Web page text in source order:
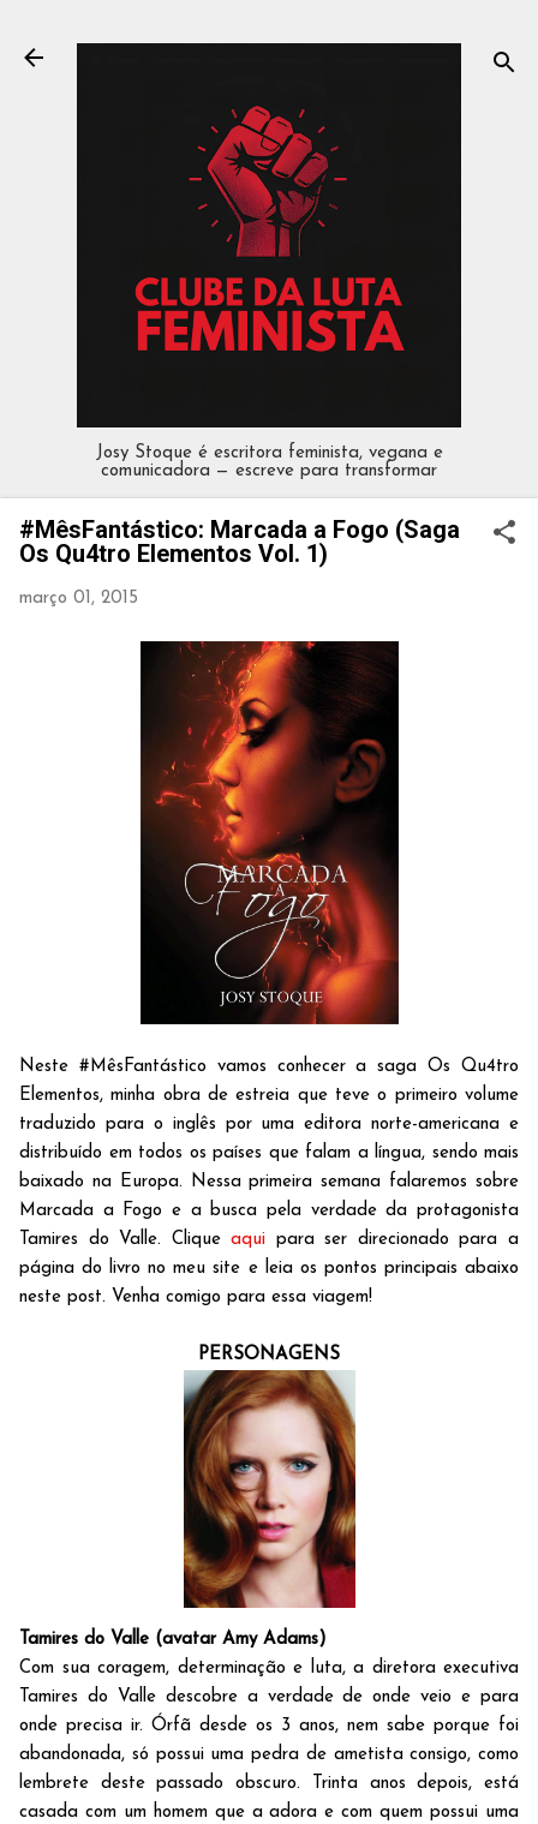
Josy Stoque é escritora feminista, vegana e
comunicadora — escreve para transformar
#MêsFantástico: Marcada a Fogo (Saga
Os Qu4tro Elementos Vol. 1)
março 01, 2015
Neste #MêsFantástico vamos conhecer a saga Os Qu4tro
Elementos, minha obra de estreia que teve o primeiro volume
traduzido para o inglês por uma editora norte-americana e
distribuído em todos os países que falam a língua, sendo mais
baixado na Europa. Nessa primeira semana falaremos sobre
Marcada a Fogo e a busca pela verdade da protagonista
Tamires do Valle. Cliqueaqui para ser direcionado para a
página do livro no meu site e leia os pontos principais abaixo
neste post. Venha comigo para essa viagem!
PERSONAGENS
Tamires do Valle (avatar Amy Adams)
Com sua coragem, determinação e luta, a diretora executiva
Tamires do Valle descobre a verdade de onde veio e para
onde precisa ir. Órfã desde os 3 anos, nem sabe porque foi
abandonada, só possui uma pedra de ametista consigo, como
lembrete deste passado obscuro. Trinta anos depois, está
casada com um homem que a adora e com quem possui uma